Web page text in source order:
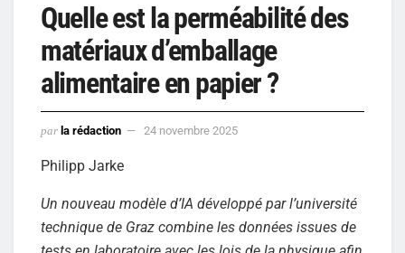
Quelle est la perméabilité des
matériaux d’emballage
alimentaire en papier ?
par la rédaction 24 novembre 2025
Philipp Jarke
Un nouveau modèle d’IA développé par l’université
technique de Graz combine les données issues de